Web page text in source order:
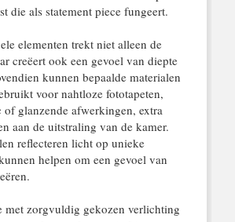
die als statement piece fungeert.
elementen trekt niet alleen de
creëert ook een gevoel van diepte
kunnen bepaalde materialen
voor nahtloze fototapeten,
of glanzende afwerkingen, extra
aan de uitstraling van de kamer.
reflecteren licht op unieke
helpen om een gevoel van
met zorgvuldig gekozen verlichting